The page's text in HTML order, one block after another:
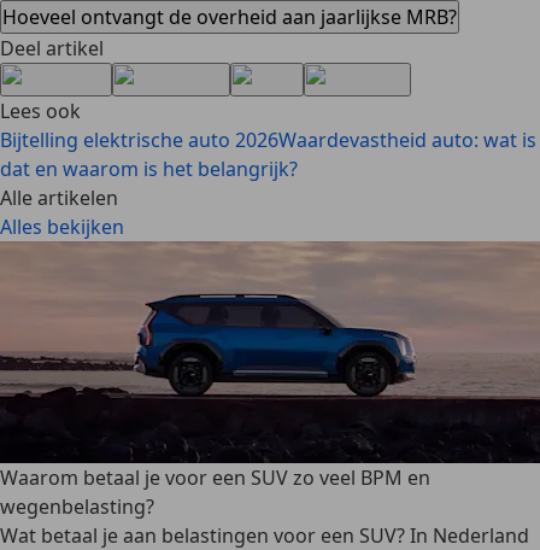
Hoeveel ontvangt de overheid aan jaarlijkse MRB?
Deel artikel
Lees ook
Bijtelling elektrische auto 2026Waardevastheid auto: wat is
dat en waarom is het belangrijk?
Alle artikelen
Alles bekijken
Waarom betaal je voor een SUV zo veel BPM en
wegenbelasting?
Wat betaal je aan belastingen voor een SUV? In Nederland